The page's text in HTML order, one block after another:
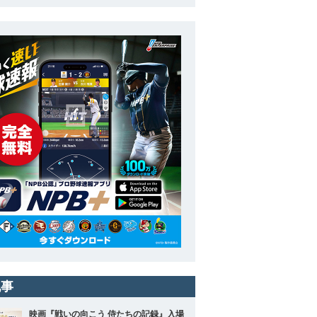
映画『戦いの向こう 侍たちの記録』入場